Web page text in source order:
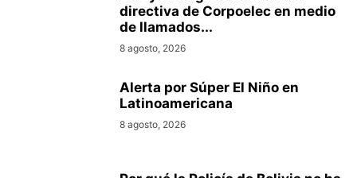
directiva de Corpoelec en medio
de llamados...
8 agosto, 2026
Alerta por Súper El Niño en
Latinoamericana
8 agosto, 2026